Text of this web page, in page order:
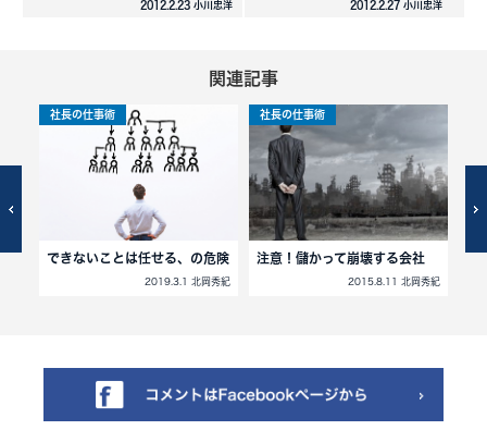
2012.2.23 小川忠洋 2012.2.27 小川忠洋
関連記事
社長の仕事術
できないことは任せる、の危険
2019.3.1 北岡秀紀
社長の仕事術
注意！儲かって崩壊する会社
2015.8.11 北岡秀紀